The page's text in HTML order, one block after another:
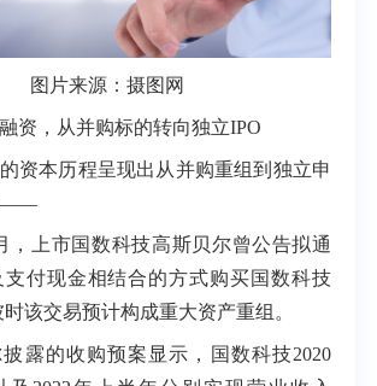
图片来源：摄图网
资，从并购标的转向独立IPO
资本历程呈现出从并购重组到独立申
——
，上市国数科技高斯贝尔曾公告拟通
付现金相结合的方式购买国数科技
该交易预计构成重大资产重组。
露的收购预案显示，国数科技2020